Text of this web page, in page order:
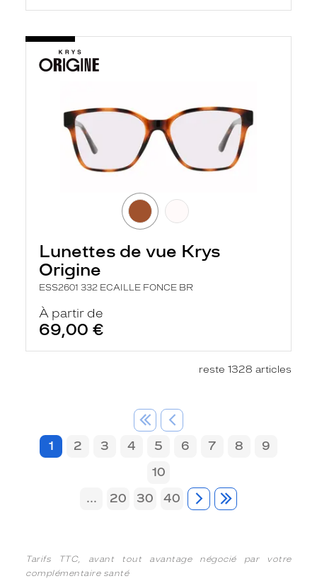
Lunettes de vue Krys
Origine
ESS2601 332 ECAILLE FONCE BR
À partir de
69,00 €
reste 1328 articles
1 2 3 4 5 6 7 8
9
10
...
20 30 40
Tarifs TTC, avant tout avantage négocié par votre
complémentaire santé